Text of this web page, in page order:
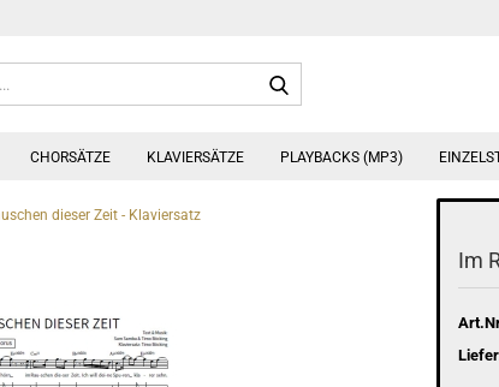
CHORSÄTZE KLAVIERSÄTZE PLAYBACKS (MP3)
dieser Zeit - Klaviersatz
Im